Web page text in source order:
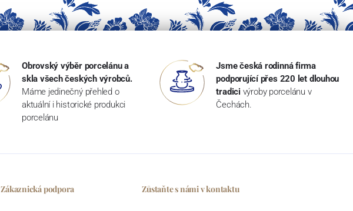
Obrovský výběr porcelánu a
skla všech českých výrobců.
Máme jedinečný přehled o
aktuální i historické produkci
porcelánu
Jsme česká rodinná firma
podporující přes 220 let dlouhou
tradici výroby porcelánu v
Čechách.
Zákaznická podpora Zůstaňte s námi v kontaktu